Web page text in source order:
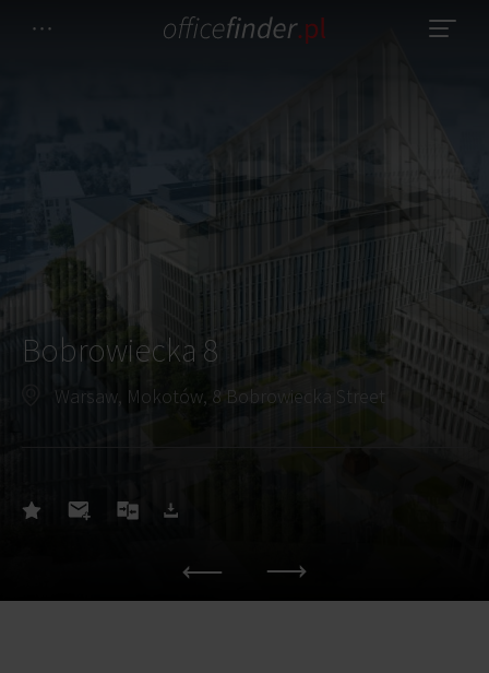
Bobrowiecka 8
Warsaw, Mokotów, 8 Bobrowiecka Street